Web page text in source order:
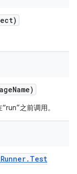
Name)
之前调用。
Runner. Test